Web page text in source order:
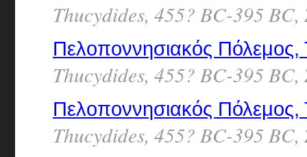
Thucydides, 455? BC-395
Πελοποννησιακός
Thucydides, 455? BC-395
Πελοποννησιακός Πόλεμος,
Thucydides, 455? BC-395